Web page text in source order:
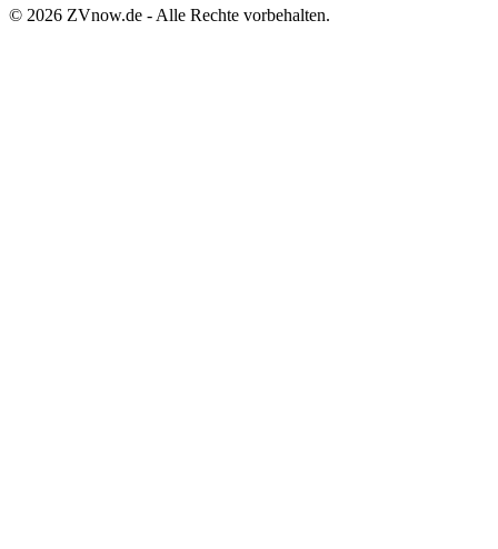
© 2026 ZVnow.de - Alle Rechte vorbehalten.